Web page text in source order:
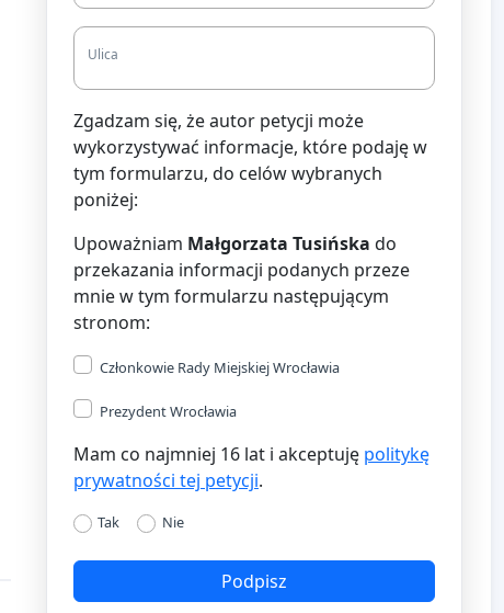
Ulica
Zgadzam się, że autor petycji może
wykorzystywać informacje, które podaję w
tym formularzu, do celów wybranych
poniżej:
Upoważniam Małgorzata Tusińska do
przekazania informacji podanych przeze
mnie w tym formularzu następującym
stronom:
Członkowie Rady Miejskiej Wrocławia
Prezydent Wrocławia
Mam co najmniej 16 lat i akceptuję politykę
prywatności tej petycji.
Tak Nie
Podpisz